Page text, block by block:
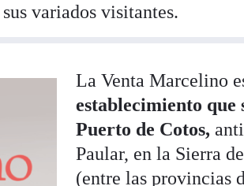
variados visitantes.
La Venta Marcelino
establecimiento que
Puerto de Cotos,
Paular, en la Sierra
(entre las provincias